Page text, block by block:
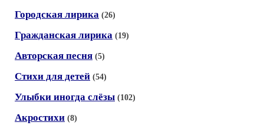
Городская лирика (26)
Гражданская лирика (19)
Авторская песня (5)
Стихи для детей (54)
Улыбки иногда слёзы (102)
Акростихи (8)